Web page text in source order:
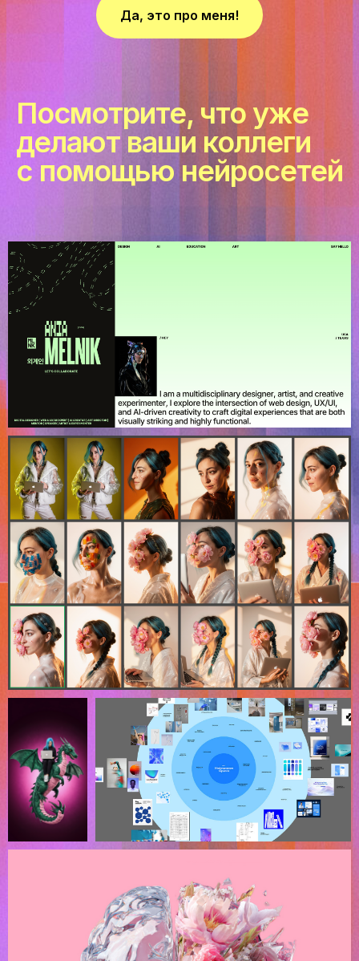
Да, это про меня!
Посмотрите, что уже
делают ваши коллеги
с помощью нейросетей